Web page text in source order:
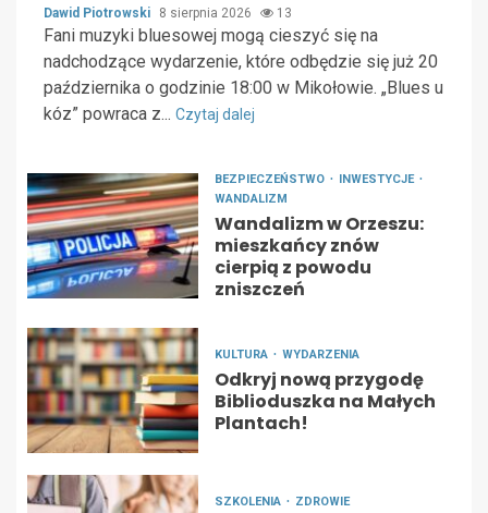
Dawid Piotrowski 8 sierpnia 2026 13
Fani muzyki bluesowej mogą cieszyć się na
nadchodzące wydarzenie, które odbędzie się już 20
października o godzinie 18:00 w Mikołowie. „Blues u
kóz” powraca z... Czytaj dalej
BEZPIECZEŃSTWO
INWESTYCJE
WANDALIZM
Wandalizm w Orzeszu:
mieszkańcy znów
cierpią z powodu
zniszczeń
KULTURA WYDARZENIA
Odkryj nową przygodę
Biblioduszka na Małych
Plantach!
SZKOLENIA ZDROWIE